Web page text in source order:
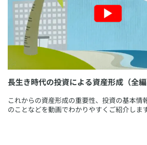
長生き時代の投資による資産形成（全編
これからの資産形成の重要性、投資の基本情
のことなどを動画でわかりやすくご紹介します